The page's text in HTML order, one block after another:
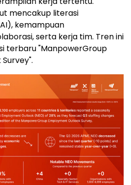
mencakup literasi
kemampuan
serta kerja tim. Tren ini
terbaru "ManpowerGroup